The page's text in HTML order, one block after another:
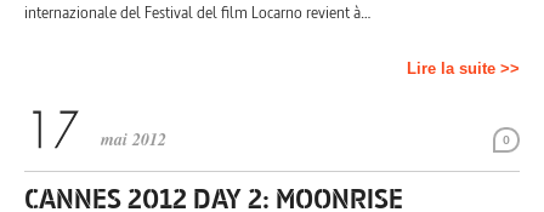
internazionale del Festival del film Locarno revient à…
Lire la suite >>
0
mai 2012
CANNES 2012 DAY 2: MOONRISE